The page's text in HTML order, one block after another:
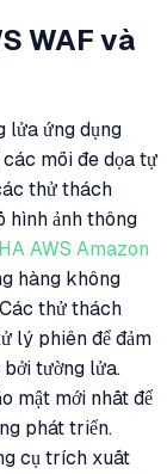
WAF và
lửa ứng dụng
mối đe dọa tự
thử thách
hình ảnh thông
AWS Amazon
hàng không
thử thách
lý phiên để đảm
bởi tường lửa.
mật mới nhất để
phát triển.
cụ trích xuất